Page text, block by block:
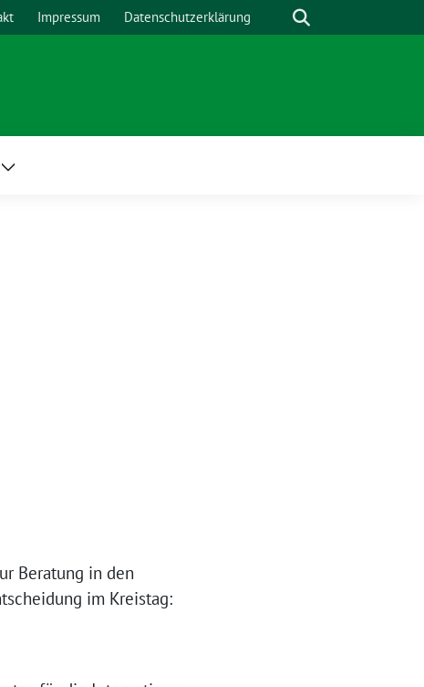
Impressum Datenschutzerklärung Suche
Zeige
Beratung in den
im Kreistag: